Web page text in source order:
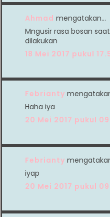
Ahmad mengatakan…
Mngusir rasa bosan
dilakukan
18 Mei 2017 pukul
Febrianty
Haha iya
20 Mei 2017 pukul
Febrianty
iyap
20 Mei 2017 pukul